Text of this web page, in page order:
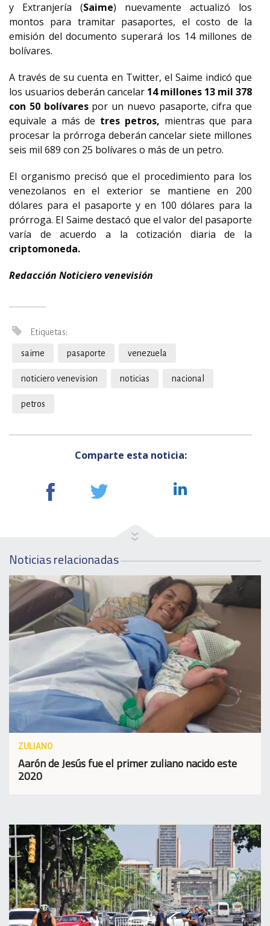
y Extranjería (Saime) nuevamente actualizó los
montos para tramitar pasaportes, el costo de la
emisión del documento superará los 14 millones de
bolívares.
A través de su cuenta en Twitter, el Saime indicó que
los usuarios deberán cancelar 14 millones 13 mil 378
con 50 bolívarespor un nuevo pasaporte, cifra que
equivale a más de tres petros, mientras que para
procesar la prórroga deberán cancelar siete millones
seis mil 689 con 25 bolívares o más de un petro.
El organismo precisó que el procedimiento para los
venezolanos en el exterior se mantiene en 200
dólares para el pasaporte y en 100 dólares para la
prórroga. El Saime destacó que el valor del pasaporte
varía de acuerdo a la cotización diaria de la
criptomoneda.
Redacción Noticiero venevisión
Etiquetas:
saime pasaporte venezuela
noticiero venevision noticias nacional
petros
Comparte esta noticia:
Noticias relacionadas
ZULIANO
Aarón de Jesús fue el primer zuliano nacido este
2020